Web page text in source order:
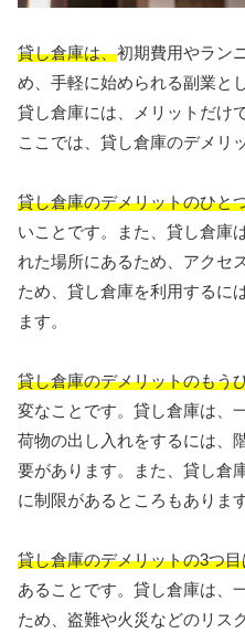
貸し倉庫は、初期費用やラン
め、手軽に始められる副業と
貸し倉庫には、メリットだけ
ここでは、貸し倉庫のデメリ
貸し倉庫のデメリットのひと
いことです。また、貸し倉庫
れた場所にあるため、アクセ
ため、貸し倉庫を利用するに
ます。
貸し倉庫のデメリットのもう
変なことです。貸し倉庫は、
荷物の出し入れをするには、
要があります。また、貸し倉
に制限があるところもあります
貸し倉庫のデメリットの3つ
あることです。貸し倉庫は、
ため、盗難や火災などのリス